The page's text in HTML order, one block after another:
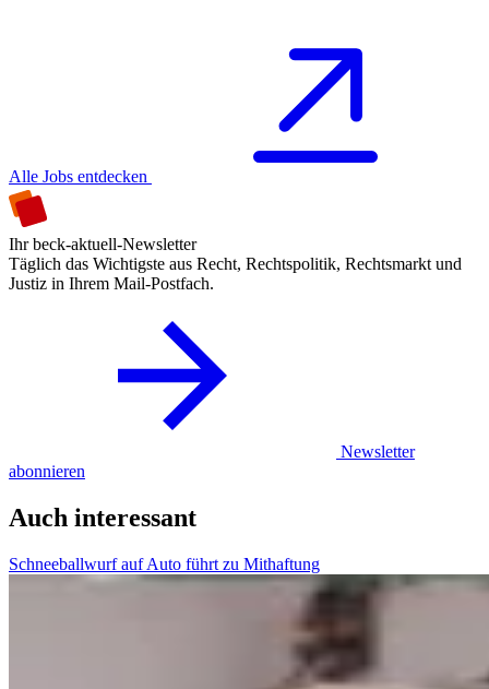
Alle Jobs entdecken
Ihr beck-aktuell-Newsletter
Täglich das Wichtigste aus Recht, Rechtspolitik, Rechtsmarkt und
Justiz in Ihrem Mail-Postfach.
Newsletter
abonnieren
Auch interessant
Schneeballwurf auf Auto führt zu Mithaftung